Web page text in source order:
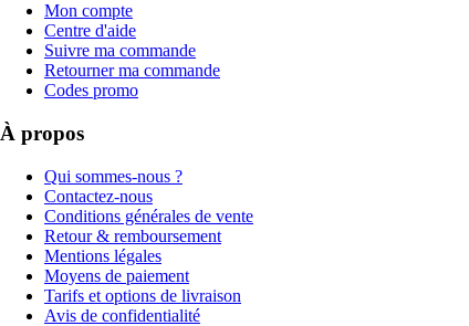
Mon compte
Centre d'aide
Suivre ma commande
Retourner ma commande
Codes promo
À propos
Qui sommes-nous ?
Contactez-nous
Conditions générales de vente
Retour & remboursement
Mentions légales
Moyens de paiement
Tarifs et options de livraison
Avis de confidentialité